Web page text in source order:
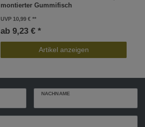
montierter Gummifisch
UVP 10,99 €
ab 9,23 € *
Artikel anzeigen
NACHNAME